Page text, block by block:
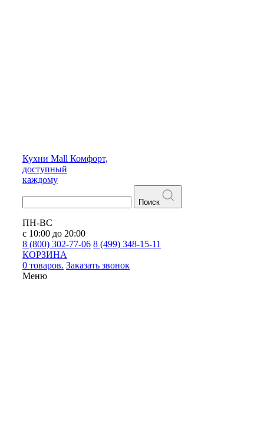
Кухни Mall Комфорт,
доступный
каждому
Поиск
ПН-ВС
с 10:00 до 20:00
8 (800) 302-77-06 8 (499) 348-15-11
КОРЗИНА
0 товаров. Заказать звонок
Меню